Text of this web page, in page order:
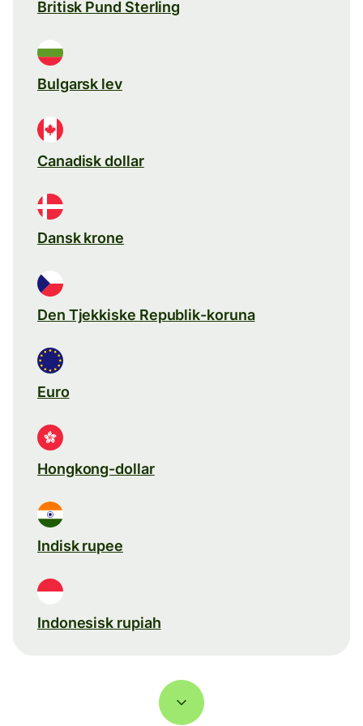
Britisk Pund Sterling
Bulgarsk lev
Canadisk dollar
Dansk krone
Den Tjekkiske Republik-koruna
Euro
Hongkong-dollar
Indisk rupee
Indonesisk rupiah